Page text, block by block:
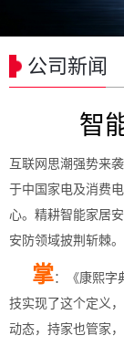
公司新闻
智
互联网思潮强势来
于中国家电及消费
心。精耕智能家居
安防领域披荆斩棘。
掌：《康熙字
技实现了这个定义
动态，持家也管家，